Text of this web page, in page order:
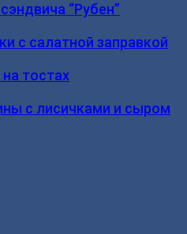
“Рубен”
с салатной заправкой
тостах
с лисичками и сыром